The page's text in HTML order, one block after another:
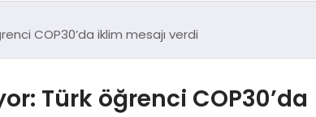
COP30’da iklim mesajı verdi
Türk öğrenci COP30’da